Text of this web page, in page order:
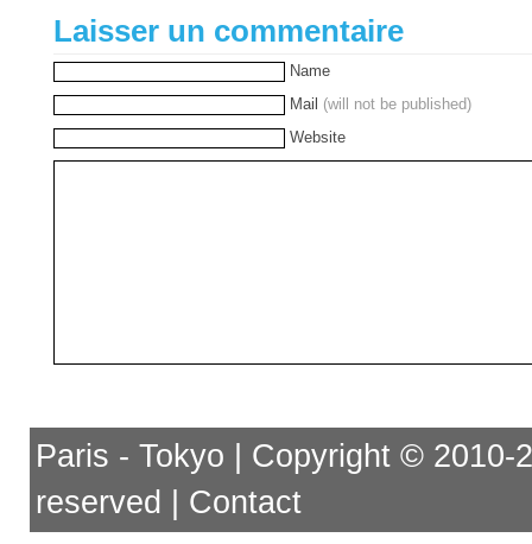
Laisser un commentaire
Name
Mail (will not be published)
Website
Paris - Tokyo | Copyright ©
reserved | Contact